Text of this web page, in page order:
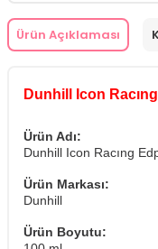
Ürün Açıklaması
Dunhill Icon
Ürün Adı:
Dunhill Icon Racıng
Ürün Markası:
Dunhill
Ürün Boyutu: